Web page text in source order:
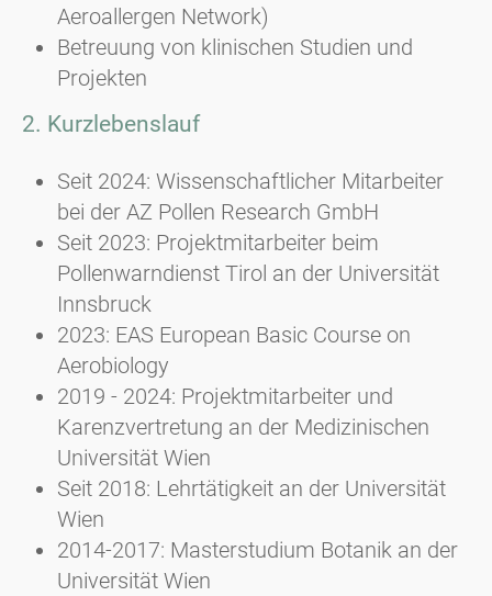
Aeroallergen Network)
Betreuung von klinischen Studien und
Projekten
2. Kurzlebenslauf
Seit 2024: Wissenschaftlicher Mitarbeiter
bei der AZ Pollen Research GmbH
Seit 2023: Projektmitarbeiter beim
Pollenwarndienst Tirol an der Universität
Innsbruck
2023: EAS European Basic Course on
Aerobiology
2019 - 2024: Projektmitarbeiter und
Karenzvertretung an der Medizinischen
Universität Wien
Seit 2018: Lehrtätigkeit an der Universität
Wien
2014-2017: Masterstudium Botanik an der
Universität Wien